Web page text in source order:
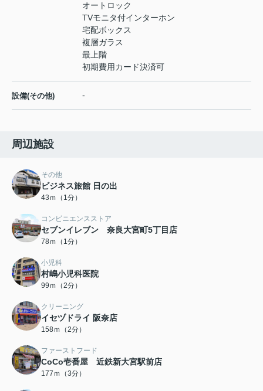
オートロック
TVモニタ付インターホン
宅配ボックス
複層ガラス
最上階
初期費用カード決済可
設備(その他) -
周辺施設
その他
ビジネス旅館 日の出
43ｍ（1分）
コンビニエンスストア
セブンイレブン 奈良大宮町5丁目店
78ｍ（1分）
小児科
村嶋小児科医院
99ｍ（2分）
クリーニング
イセヅドライ 阪奈店
158ｍ（2分）
ファーストフード
CoCo壱番屋 近鉄新大宮駅前店
177ｍ（3分）